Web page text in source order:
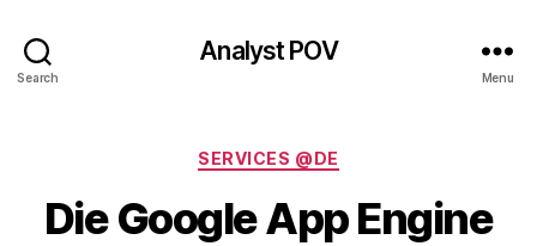
Search
Analyst POV
Menu
Categories
SERVICES @DE
Die Google App Engine